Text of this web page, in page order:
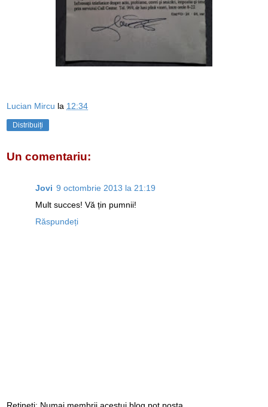
Lucian Mircu la 12:34
Distribuiți
Un comentariu:
Jovi 9 octombrie 2013 la 21:19
Mult succes! Vă țin pumnii!
Răspundeți